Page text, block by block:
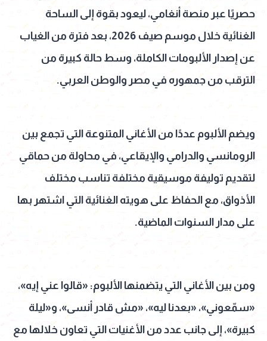
حصريًا عبر منصة أنغامي، ليعود بقوة إلى الساحة
الغنائية خلال موسم صيف 2026، بعد فترة من الغياب
عن إصدار الألبومات الكاملة، وسط حالة كبيرة من
الترقب من جمهوره في مصر والوطن العربي.
ويضم الألبوم عددًا من الأغاني المتنوعة التي تجمع بين
الرومانسي والدرامي والإيقاعي، في محاولة من حماقي
لتقديم توليفة موسيقية مختلفة تناسب مختلف
الأذواق، مع الحفاظ على هويته الغنائية التي اشتهر بها
على مدار السنوات الماضية.
ومن بين الأغاني التي يتضمنها الألبوم: «قالوا عني إيه»،
«سمّعوني»، «بعدنا ليه»، «مش قادر أنسى»، و«ليلة
كبيرة»، إلى جانب عدد من الأغنيات التي تعاون خلالها مع